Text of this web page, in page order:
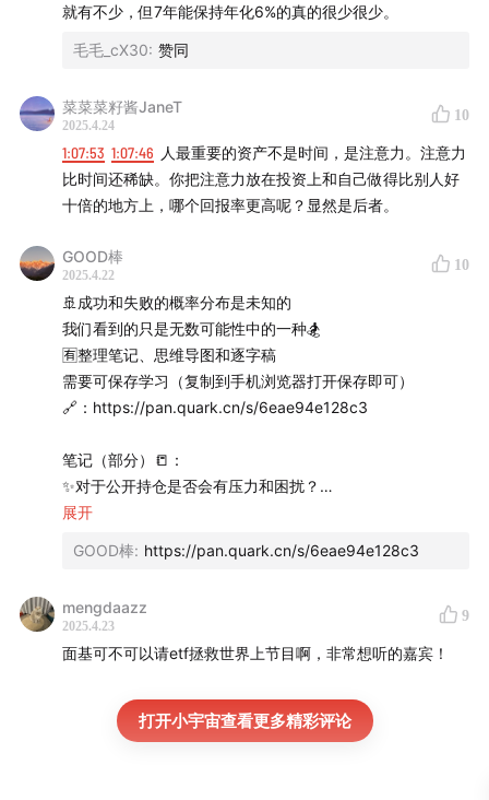
就有不少，但7年能保持年化6%的真的很少很少。
毛毛_cX30: 赞同
菜菜菜籽酱JaneT
2025.4.24
10
1:07:53 1:07:46 人最重要的资产不是时间，是注意力。注意力
比时间还稀缺。你把注意力放在投资上和自己做得比别人好
十倍的地方上，哪个回报率更高呢？显然是后者。
GOOD棒
2025.4.22
10
🚢成功和失败的概率分布是未知的
我们看到的只是无数可能性中的一种🏂
🈶️整理笔记、思维导图和逐字稿
需要可保存学习（复制到手机浏览器打开保存即可）
🔗：https://pan.quark.cn/s/6eae94e128c3
笔记（部分）📒：
✨对于公开持仓是否会有压力和困扰？
公开持仓确实会带来成千上万双眼睛的凝视、质疑，以及可
是如何在众说纷纭中保持心态稳定，信仰不动摇，动作不变
✨面对外界评价和压力时，如何保持内心稳定？
作品品质以及长期信仰有足够的自信和坚定，这样就能将外
界噪音的影响降至最低。
展开
GOOD棒: https://pan.quark.cn/s/6eae94e128c3
mengdaazz
2025.4.23
9
面基可不可以请etf拯救世界上节目啊，非常想听的嘉宾！
打开小宇宙查看更多精彩评论